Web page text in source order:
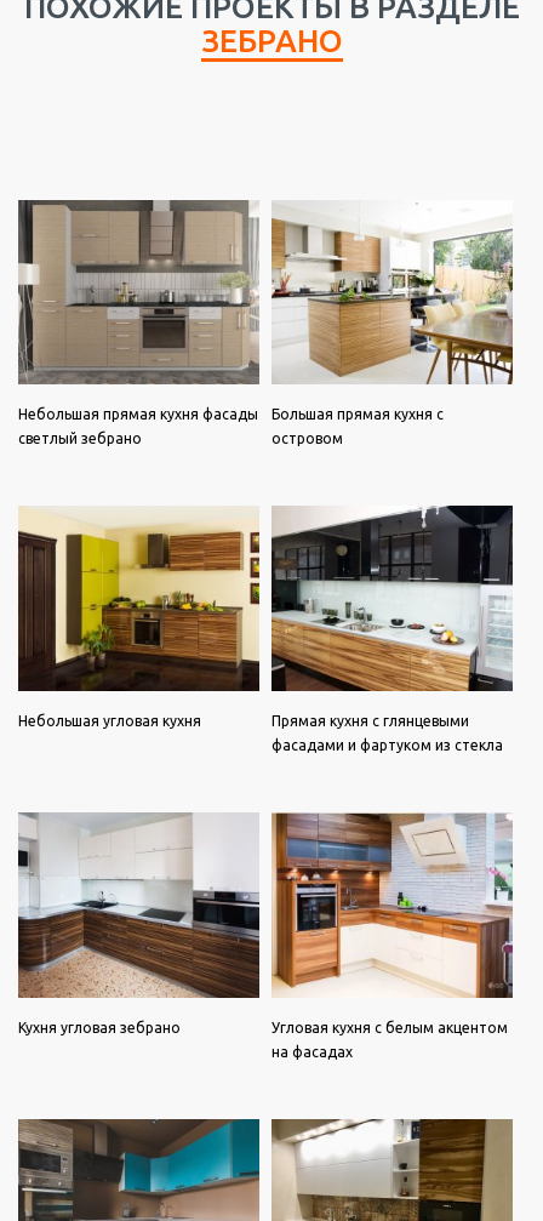
ЗЕБРАНО
Небольшая прямая кухня фасады
светлый зебрано
Большая прямая кухня с
островом
Небольшая угловая кухня
Прямая кухня с глянцевыми
фасадами и фартуком из стекла
Кухня угловая зебрано
Угловая кухня с белым акцентом
на фасадах